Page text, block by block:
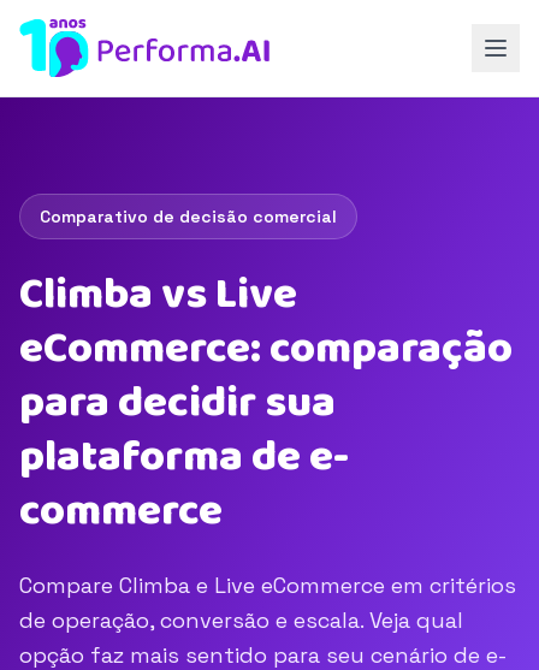
Comparativo de decisão comercial
Climba vs Live
eCommerce: comparação
para decidir sua
plataforma de e-
commerce
Compare Climba e Live eCommerce em critérios
de operação, conversão e escala. Veja qual
opção faz mais sentido para seu cenário de e-